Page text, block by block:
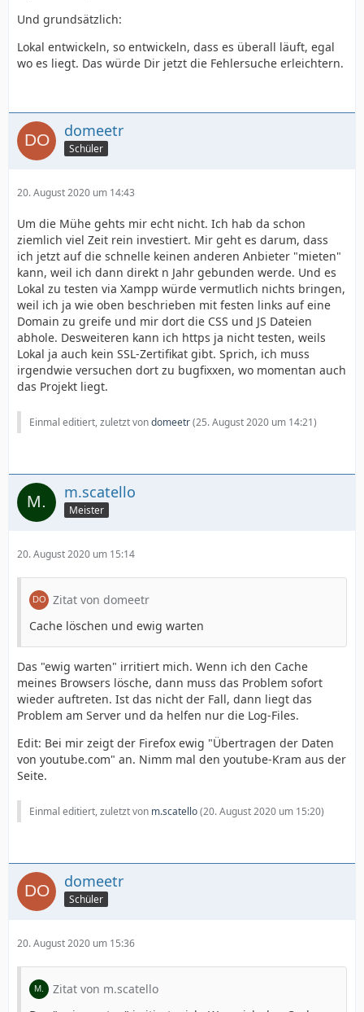
Und grundsätzlich:
Lokal entwickeln, so entwickeln, dass es überall läuft, egal
wo es liegt. Das würde Dir jetzt die Fehlersuche erleichtern.
domeetr
Schüler
20. August 2020 um 14:43
Um die Mühe gehts mir echt nicht. Ich hab da schon
ziemlich viel Zeit rein investiert. Mir geht es darum, dass
ich jetzt auf die schnelle keinen anderen Anbieter "mieten"
kann, weil ich dann direkt n Jahr gebunden werde. Und es
Lokal zu testen via Xampp würde vermutlich nichts bringen,
weil ich ja wie oben beschrieben mit festen links auf eine
Domain zu greife und mir dort die CSS und JS Dateien
abhole. Desweiteren kann ich https ja nicht testen, weils
Lokal ja auch kein SSL-Zertifikat gibt. Sprich, ich muss
irgendwie versuchen dort zu bugfixxen, wo momentan auch
das Projekt liegt.
Einmal editiert, zuletzt vondomeetr(25. August 2020 um 14:21)
m.scatello
Meister
20. August 2020 um 15:14
Zitat von domeetr
Cache löschen und ewig warten
Das "ewig warten" irritiert mich. Wenn ich den Cache
meines Browsers lösche, dann muss das Problem sofort
wieder auftreten. Ist das nicht der Fall, dann liegt das
Problem am Server und da helfen nur die Log-Files.
Edit: Bei mir zeigt der Firefox ewig "Übertragen der Daten
von youtube.com" an. Nimm mal den youtube-Kram aus der
Seite.
Einmal editiert, zuletzt von m.scatello(20. August 2020 um 15:20)
domeetr
Schüler
20. August 2020 um 15:36
Zitat von m.scatello